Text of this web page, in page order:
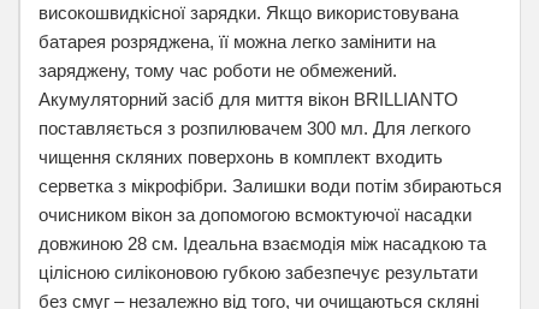
високошвидкісної зарядки. Якщо використовувана
батарея розряджена, її можна легко замінити на
заряджену, тому час роботи не обмежений.
Акумуляторний засіб для миття вікон BRILLIANTO
поставляється з розпилювачем 300 мл. Для легкого
чищення скляних поверхонь в комплект входить
серветка з мікрофібри. Залишки води потім збираються
очисником вікон за допомогою всмоктуючої насадки
довжиною 28 см. Ідеальна взаємодія між насадкою та
цілісною силіконовою губкою забезпечує результати
без смуг – незалежно від того, чи очищаються скляні